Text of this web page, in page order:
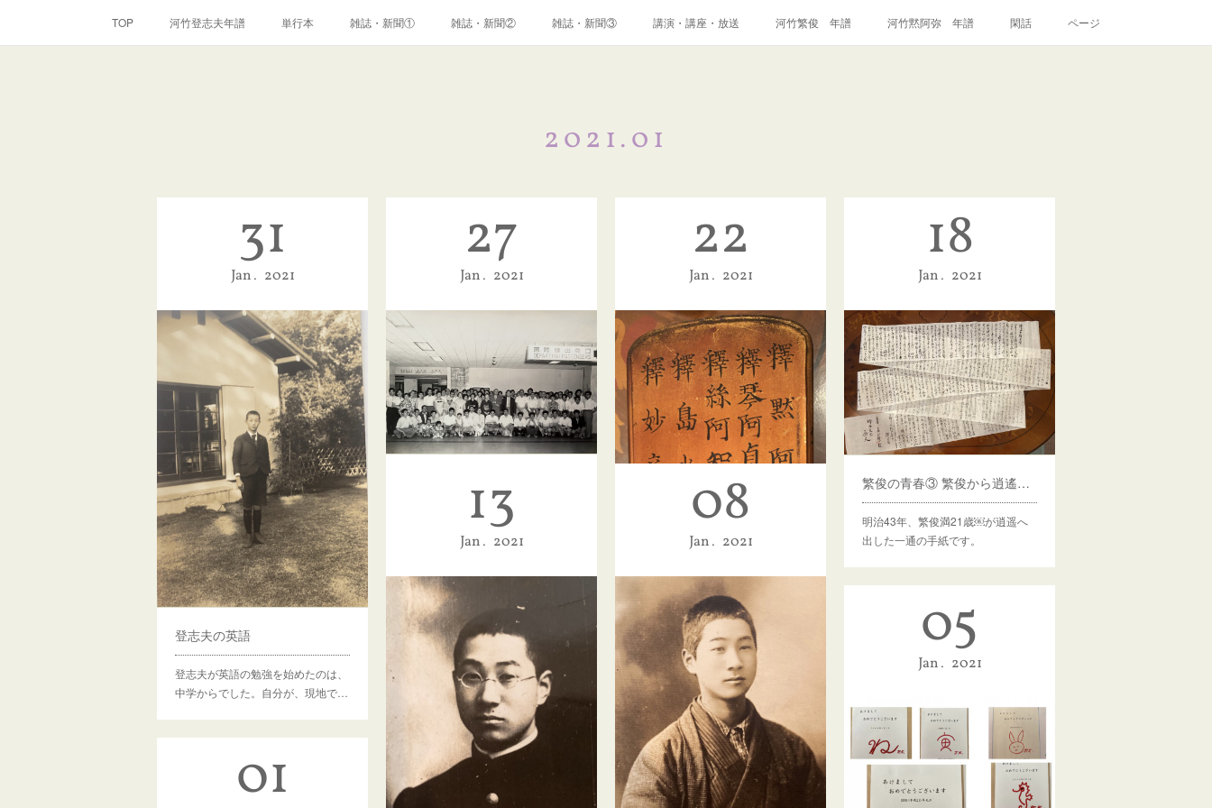
TOP 河竹登志夫年譜 単行本 雑誌・新聞① 雑誌・新聞② 雑誌・新聞③ 講演・講座・放送 河竹繁俊 年譜 河竹黙阿弥 年譜 閑話 ページ
2021.01
31
Jan 2021
登志夫の英語
登志夫が英語の勉強を始めたのは、
中学からでした。自分が、現地で…
27
Jan 2021
登志夫は、生涯に何度もアメリカに
行きましたが、最初に行ったのは…
22
Jan 2021
今日は黙阿弥の命日です。
黙阿弥は明治26年1月22日になくな
りました。今年で128年です。登…
18
Jan 2021
繁俊の青春③ 繁俊から逍遙への手紙
明治43年、繁俊満21歳￼が逍遥へ
出した一通の手紙です。
13
Jan 2021
08
Jan 2021
05
Jan 2021
01